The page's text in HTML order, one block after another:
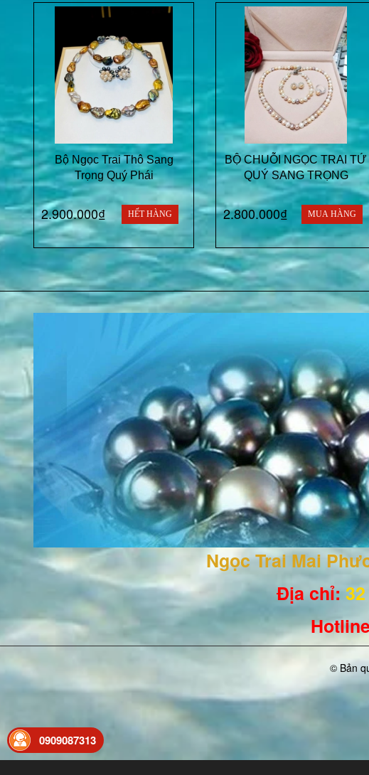
Bộ Ngọc Trai Thô Sang
Trọng Quý Phái
2.900.000₫ HẾT HÀNG
BỘ CHUỖI NGỌC TRAI TỨ
QUÝ SANG TRỌNG
2.800.000₫ MUA HÀNG
Ngọc Trai Mai
Địa chỉ:
© Bản
0909087313